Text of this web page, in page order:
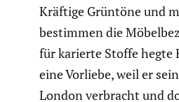
Kräftige Grüntöne und
bestimmen die
für karierte Stoffe hegte
eine Vorliebe, weil er
London verbracht und